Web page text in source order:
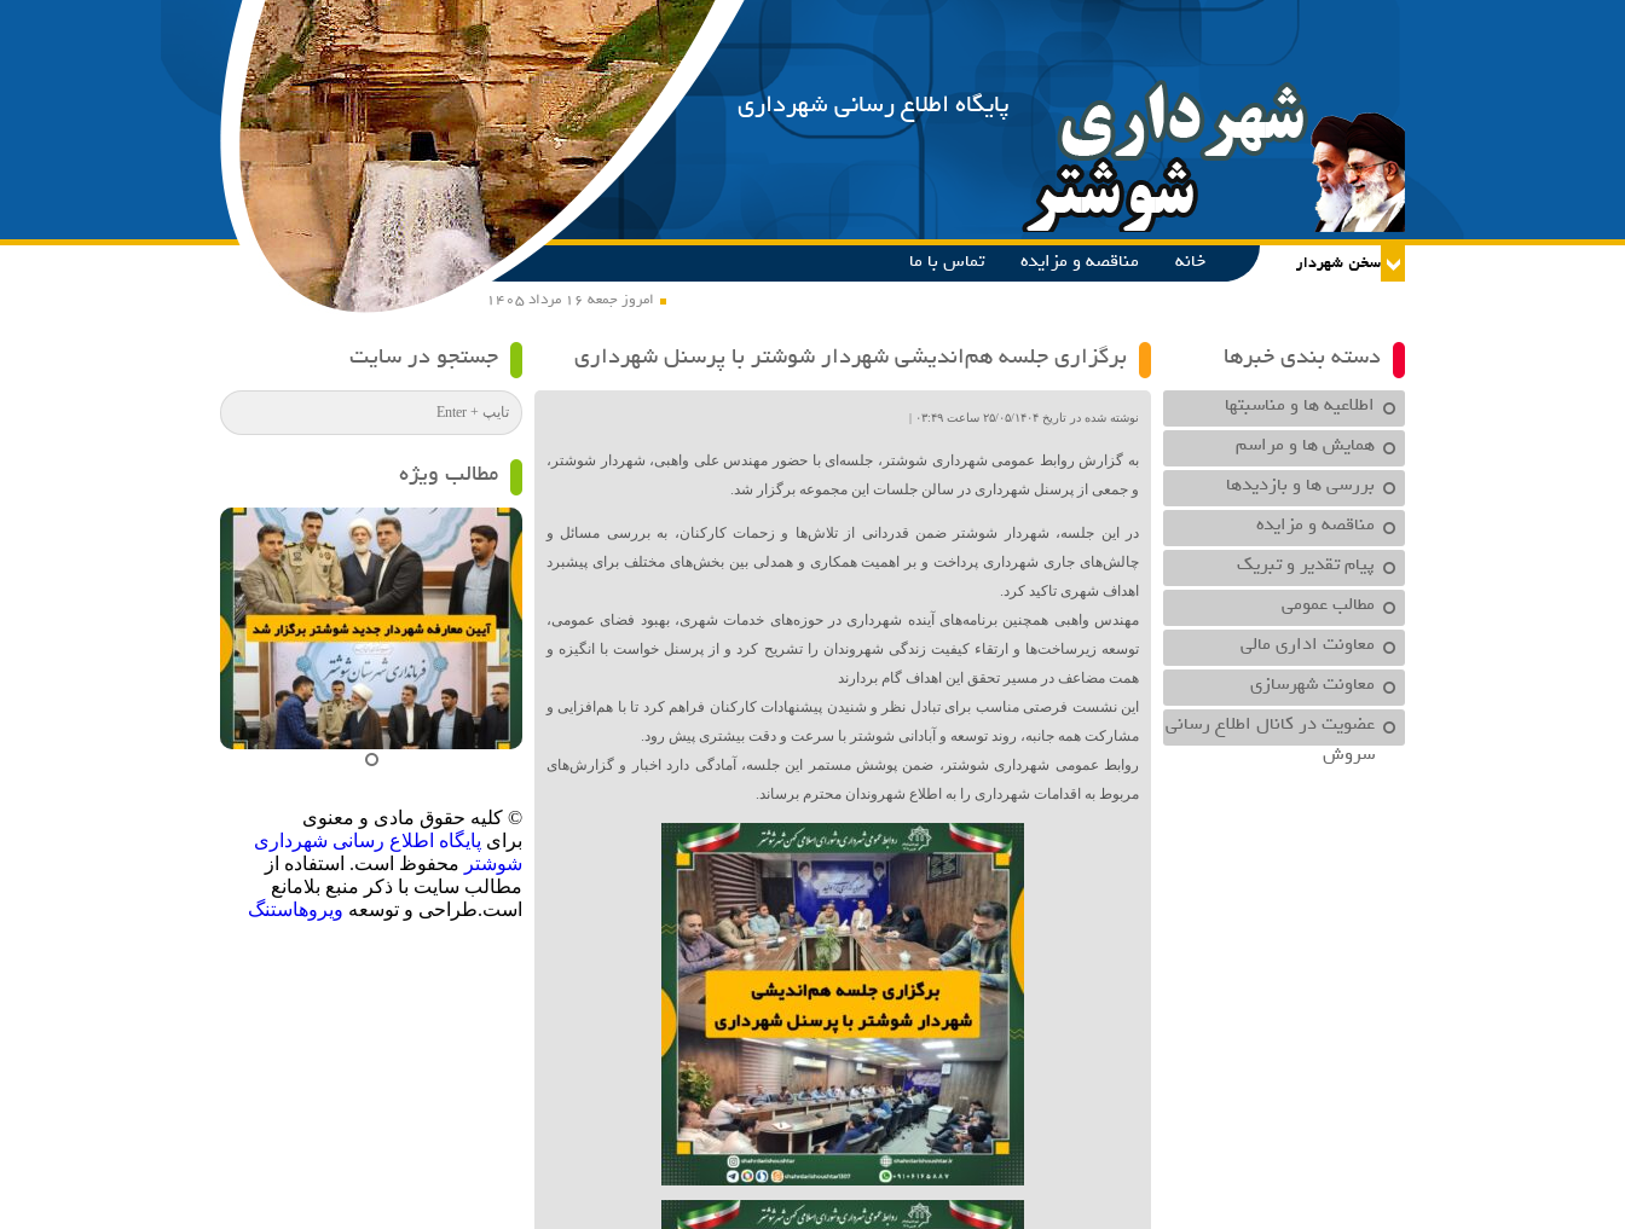
پایگاه اطلاع رسانی شهرداری
امروز جمعه ۱۶ مرداد ۱۴۰۵
خانه مناقصه و مزایده تماس با ما
دسته بندی خبرها
اطلاعیه ها و مناسبتها
همایش ها و مراسم
بررسی ها و بازدیدها
مناقصه و مزایده
پیام تقدیر و تبریک
مطالب عمومی
معاونت اداري مالي
معاونت شهرسازي
عضویت در کانال اطلاع رسانی
سروش
برگزاری جلسه هم‌اندیشی شهردار شوشتر با پرسنل شهرداری
نوشته شده در تاریخ ۲۵/۰۵/۱۴۰۴ ساعت ۰۳:۴۹ |
به گزارش روابط عمومی شهرداری شوشتر، جلسه‌ای با حضور مهندس علی واهبی، شهردار شوشتر،
و جمعی از پرسنل شهرداری در سالن جلسات این مجموعه برگزار شد.
در این جلسه، شهردار شوشتر ضمن قدردانی از تلاش‌ها و زحمات کارکنان، به بررسی مسائل و
چالش‌های جاری شهرداری پرداخت و بر اهمیت همکاری و همدلی بین بخش‌های مختلف برای پیشبرد
اهداف شهری تاکید کرد.
مهندس واهبی همچنین برنامه‌های آینده شهرداری در حوزه‌های خدمات شهری، بهبود فضای عمومی،
توسعه زیرساخت‌ها و ارتقاء کیفیت زندگی شهروندان را تشریح کرد و از پرسنل خواست با انگیزه و
همت مضاعف در مسیر تحقق این اهداف گام بردارند
این نشست فرصتی مناسب برای تبادل نظر و شنیدن پیشنهادات کارکنان فراهم کرد تا با هم‌افزایی و
مشارکت همه جانبه، روند توسعه و آبادانی شوشتر با سرعت و دقت بیشتری پیش رود.
روابط عمومی شهرداری شوشتر، ضمن پوشش مستمر این جلسه، آمادگی دارد اخبار و گزارش‌های
مربوط به اقدامات شهرداری را به اطلاع شهروندان محترم برساند.
جستجو در سایت
مطالب ویژه
© کلیه حقوق مادی و معنوی
برای پایگاه اطلاع رسانی شهرداری
شوشتر محفوظ است. استفاده از
مطالب سایت با ذکر منبع بلامانع
است.طراحی و توسعه ویروهاستنگ